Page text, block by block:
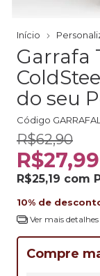
Início
Garrafa
do seu
Código
R$62,90
R$27,99
R$25,19 com
10% de
Ver mais detalhes
Compre